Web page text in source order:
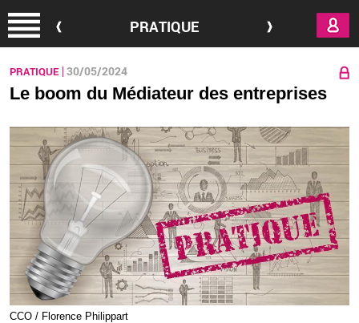
PRATIQUE
PRATIQUE 30/05/2024
Le boom du Médiateur des entreprises
CCO / Florence Philippart